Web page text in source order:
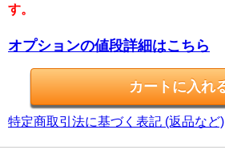
す。
オプションの値段詳細はこちら
特定商取引法に基づく表記 (返品など)